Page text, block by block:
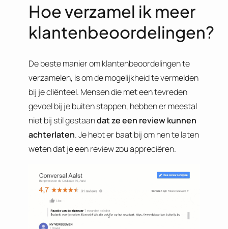
Hoe verzamel ik meer
klantenbeoordelingen?
De beste manier om klantenbeoordelingen te
verzamelen, is om de mogelijkheid te vermelden
bij je cliënteel. Mensen die met een tevreden
gevoel bij je buiten stappen, hebben er meestal
niet bij stil gestaandat ze een review kunnen
achterlaten. Je hebt er baat bij om hen te laten
weten dat je een review zou appreciëren.